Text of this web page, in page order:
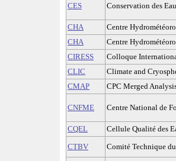
CES Conservation des
CHA
Centre
CHA
Centre
CIRESS
Colloque
CLIC
Climate and
CMAP
CPC Merged
CNFME Centre National de
CQEL
Cellule Qualité des
CTBV
Comité Technique